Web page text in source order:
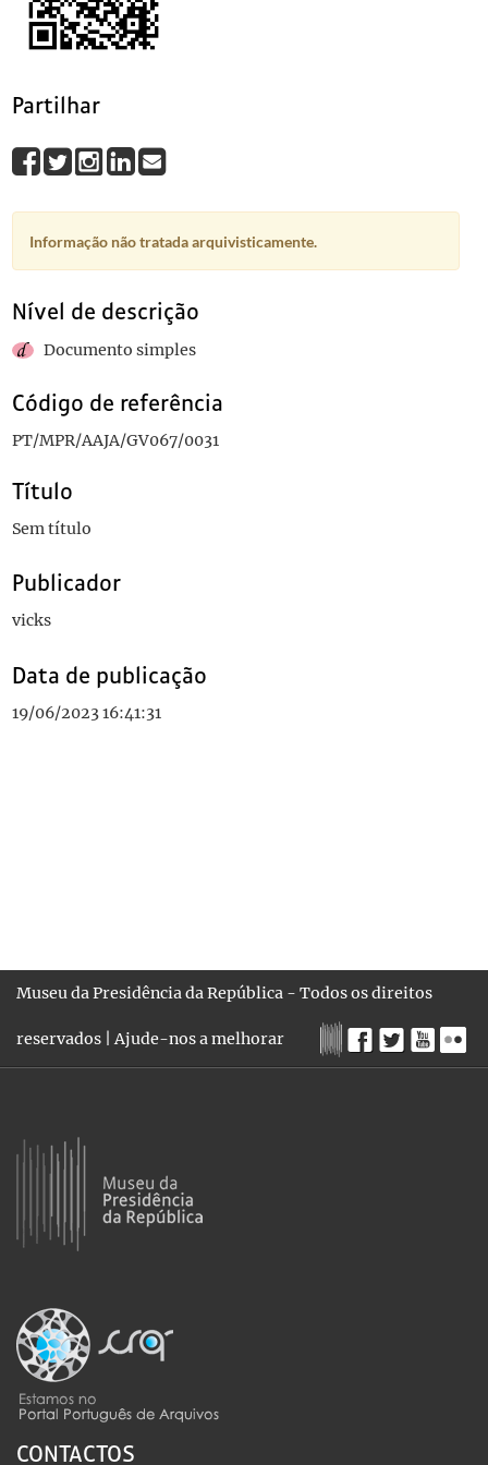
0033 Sem título
0034 Sem título
(...)
Partilhar
Informação não tratada arquivisticamente.
Nível de descrição
Documento simples
Código de referência
PT/MPR/AAJA/GV067/0031
Título
Sem título
Publicador
vicks
Data de publicação
19/06/2023 16:41:31
Museu da Presidência da República - Todos os direitos
reservados |Ajude-nos a melhorar
CONTACTOS